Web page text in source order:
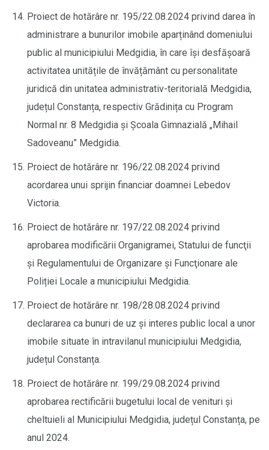
Proiect de hotărâre nr. 195/22.08.2024 privind darea în
administrare a bunurilor imobile aparținând domeniului
public al municipiului Medgidia, în care își desfășoară
activitatea unitățile de învățământ cu personalitate
juridică din unitatea administrativ-teritorială Medgidia,
județul Constanța, respectiv Grădinița cu Program
Normal nr. 8 Medgidia și Școala Gimnazială „Mihail
Sadoveanu” Medgidia.
Proiect de hotărâre nr. 196/22.08.2024 privind
acordarea unui sprijin financiar doamnei Lebedov
Victoria.
Proiect de hotărâre nr. 197/22.08.2024 privind
aprobarea modificării Organigramei, Statului de funcţii
și Regulamentului de Organizare şi Funcţionare ale
Poliției Locale a municipiului Medgidia.
Proiect de hotărâre nr. 198/28.08.2024 privind
declararea ca bunuri de uz și interes public local a unor
imobile situate în intravilanul municipiului Medgidia,
județul Constanța.
Proiect de hotărâre nr. 199/29.08.2024 privind
aprobarea rectificării bugetului local de venituri și
cheltuieli al Municipiului Medgidia, județul Constanța, pe
anul 2024.